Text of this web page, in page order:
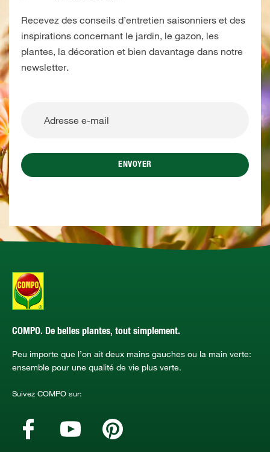
Recevez des conseils d’entretien saisonniers et des
inspirations concernant le jardin, le gazon, les
plantes, la décoration et bien davantage dans notre
newsletter.
ENVOYER
COMPO. De belles plantes, tout simplement.
Peu importe que l’on ait deux mains gauches ou la main verte:
ensemble pour une qualité de vie plus verte.
Suivez COMPO sur: